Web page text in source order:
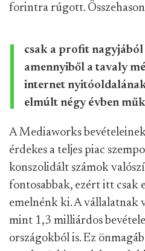
forintra rúgott.
csak a profit
amennyiből a tavaly
internet
elmúlt négy évben
A Mediaworks
érdekes a teljes piac
konszolidált számok
fontosabbak, ezért itt csak
emelnénk ki. A vállalatnak
mint 1,3 milliárdos
országokból is. Ez